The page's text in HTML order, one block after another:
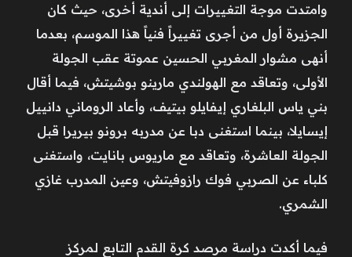
وامتدت موجة التغييرات إلى أندية أخرى، حيث كان
الجزيرة أول من أجرى تغييراً فنياً هذا الموسم، بعدما
أنهى مشوار المغربي الحسين عموتة عقب الجولة
الأولى، وتعاقد مع الهولندي مارينو بوشيتش، فيما أقال
بني ياس البلغاري إيفايلو بيتيف، وأعاد الروماني دانييل
إيسايلا، بينما استغنى دبا عن مدربه برونو بيريرا قبل
الجولة العاشرة، وتعاقد مع ماريوس بانايت، واستغنى
كلباء عن الصربي فوك رازوفيتش، وعين المدرب غازي
الشمري.
فيما أكدت دراسة مرصد كرة القدم التابع لمركز